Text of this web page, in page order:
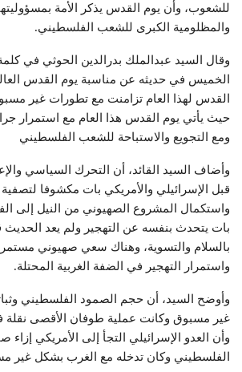
للشعوب، وأن يوم القدس يذكر الأمة
والمظلومية الكبرى للشعب الفلسطيني.
وقال السيد عبدالملك بدرالدين الحوثي في
الخميس في حديثه عن مناسبة يوم القدس
القدس لهذا العام تزامنت مع تطورات غير
حيث يأتي يوم القدس هذا العام مع استمرار
ومع التجويع والاستباحة للشعب الفلسطيني
وأضاف السيد القائد، أن التحرك السياسي
قبل الإسرائيلي والأمريكي بات مكشوفا
واستكمال المشروع الصهيوني من النيل إلى
بات يتحدث بنفسه عن التهجير ولم يعد
بالسلام والتسوية، وهناك سعي صهيوني مستمر
واستمرار التهجير في الضفة الغربية المحتلة.
وأوضح السيد، أن حجم الصمود الفلسطيني
غير مسبوق وكانت عملية طوفان الأقصى نقلة
وأن العدو الإسرائيلي التجأ إلى الأمريكي
الفلسطيني وكان تدخله مع الغرب بشكل غير